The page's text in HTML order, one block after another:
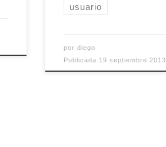
usuario
por diego
Publicada 19 septiembre 2013